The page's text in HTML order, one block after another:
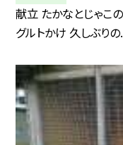
献立 たかなとじゃこ
グルトかけ 久しぶりの